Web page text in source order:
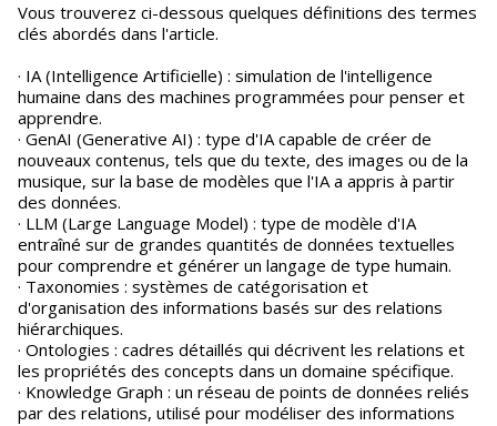
Vous trouverez ci-dessous quelques définitions des termes
clés abordés dans l'article.
· IA (Intelligence Artificielle) : simulation de l'intelligence
humaine dans des machines programmées pour penser et
apprendre.
· GenAI (Generative AI) : type d'IA capable de créer de
nouveaux contenus, tels que du texte, des images ou de la
musique, sur la base de modèles que l'IA a appris à partir
des données.
· LLM (Large Language Model) : type de modèle d'IA
entraîné sur de grandes quantités de données textuelles
pour comprendre et générer un langage de type humain.
· Taxonomies : systèmes de catégorisation et
d'organisation des informations basés sur des relations
hiérarchiques.
· Ontologies : cadres détaillés qui décrivent les relations et
les propriétés des concepts dans un domaine spécifique.
· Knowledge Graph : un réseau de points de données reliés
par des relations, utilisé pour modéliser des informations